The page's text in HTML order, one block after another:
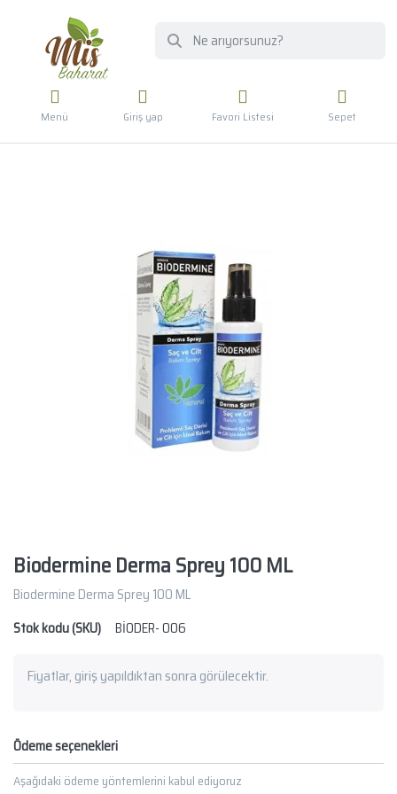
Menü Giriş yap Favori Listesi Sepet
Biodermine Derma Sprey 100 ML
Biodermine Derma Sprey 100 ML
Stok kodu (SKU)
BİODER- 006
Fiyatlar, giriş yapıldıktan sonra görülecektir.
Ödeme seçenekleri
Aşağıdaki ödeme yöntemlerini kabul ediyoruz